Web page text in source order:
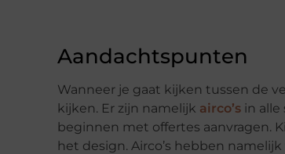
Aandachtspunten
Wanneer je gaat kijken tussen de
kijken. Er zijn namelijk airco’s in
beginnen met offertes aanvragen.
het design. Airco’s hebben